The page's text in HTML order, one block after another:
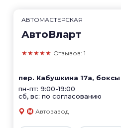
АВТОМАСТЕРСКАЯ
АвтоВларт
★★★★★ Отзывов: 1
пер. Кабушкина 17а, боксы
пн-пт: 9:00-19:00
сб, вс: по согласованию
Автозавод